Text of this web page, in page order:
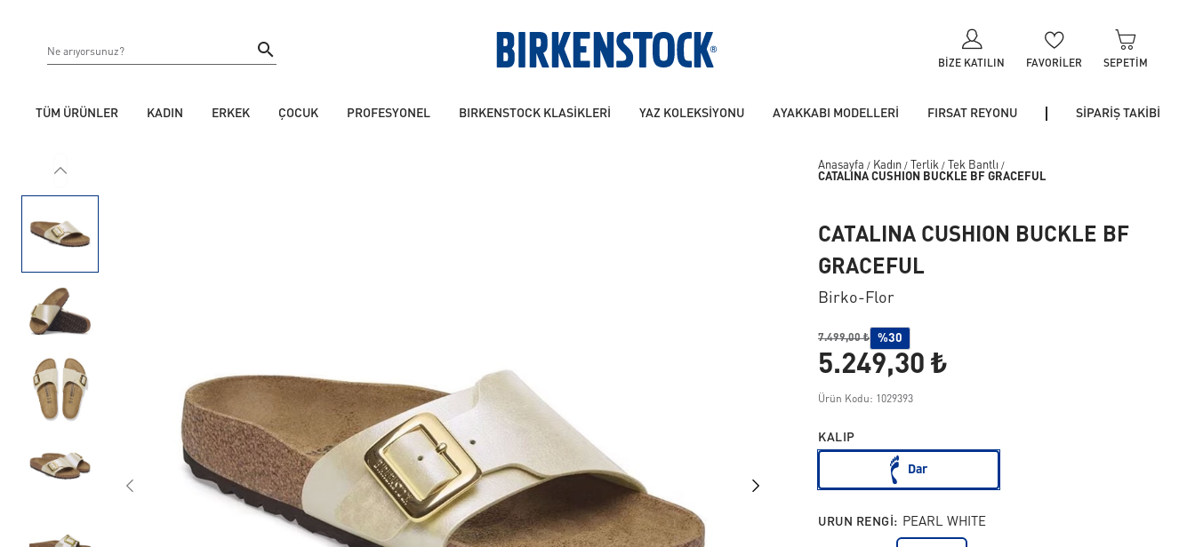
BIZE KATILIN FAVORILER SEPETIM
TÜM ÜRÜNLER KADIN ERKEK ÇOCUK PROFESYONEL BIRKENSTOCK KLASİKLERİ YAZ KOLEKSİYONU AYAKKABI MODELLERİ FIRSAT REYONU SİPARİŞ TAKİBİ
Anasayfa / Kadın / Terlik / Tek Bantlı /
CATALINA CUSHION BUCKLE BF GRACEFUL
CATALINA CUSHION BUCKLE BF
GRACEFUL
Birko-Flor
7.499,00 ₺ %30
5.249,30 ₺
Ürün Kodu: 1029393
KALIP
Dar
URUN RENGI: PEARL WHITE